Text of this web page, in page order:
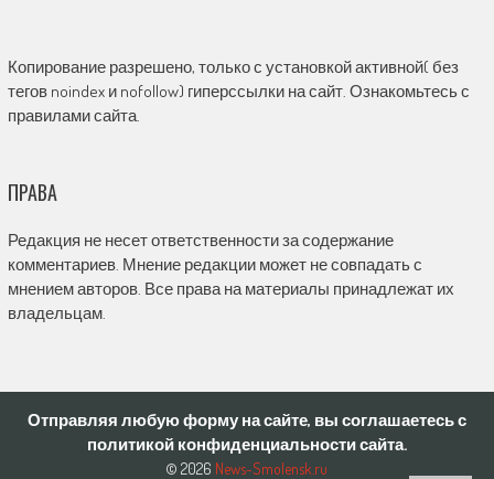
Копирование разрешено, только с установкой активной( без
тегов noindex и nofollow) гиперссылки на сайт. Ознакомьтесь с
правилами сайта.
ПРАВА
Редакция не несет ответственности за содержание
комментариев. Мнение редакции может не совпадать с
мнением авторов. Все права на материалы принадлежат их
владельцам.
Отправляя любую форму на сайте, вы соглашаетесь с
политикой конфиденциальности сайта.
© 2026 News-Smolensk.ru